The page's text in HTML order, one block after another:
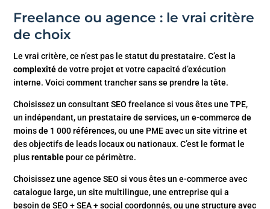
Freelance ou agence : le vrai critère
de choix
Le vrai critère, ce n’est pas le statut du prestataire. C’est la
complexitéde votre projet et votre capacité d’exécution
interne. Voici comment trancher sans se prendre la tête.
Choisissez un consultant SEO freelance si vous êtes une TPE,
un indépendant, un prestataire de services, un e-commerce de
moins de 1 000 références, ou une PME avec un site vitrine et
des objectifs de leads locaux ou nationaux. C’est le format le
plusrentablepour ce périmètre.
Choisissez une agence SEO si vous êtes un e-commerce avec
catalogue large, un site multilingue, une entreprise qui a
besoin de SEO + SEA + social coordonnés, ou une structure avec